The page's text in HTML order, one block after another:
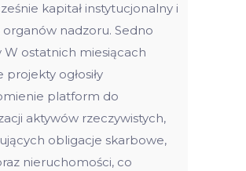
kapitał instytucjonalny i
organów nadzoru. Sedno
W ostatnich miesiącach
projekty ogłosiły
platform do
aktywów rzeczywistych,
obligacje skarbowe,
nieruchomości, co